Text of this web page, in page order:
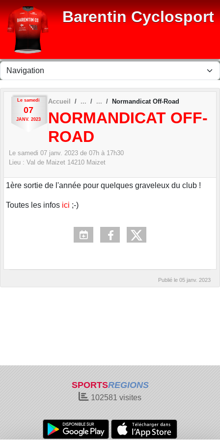
Barentin Cyclosport
Le samedi
07
JANV. 2023
Accueil Normandicat Off-Road
NORMANDICAT OFF-
ROAD
Le samedi 07 janv. 2023 de 07h à 17h30
Lieu : Val de Maizet 14210 Maizet
1ère sortie de l'année pour quelques graveleux du club !
Toutes les infos ici ;-)
Publié le 05 janv. 2023
SPORTSREGIONS
102581 visites
Panneau de gestion des cookies